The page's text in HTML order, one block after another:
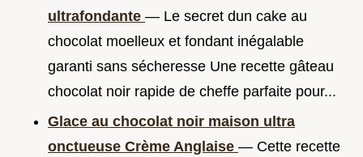
ultrafondante — Le secret dun cake au
chocolat moelleux et fondant inégalable
garanti sans sécheresse Une recette gâteau
chocolat noir rapide de cheffe parfaite pour...
Glace au chocolat noir maison ultra
onctueuse Crème Anglaise — Cette recette